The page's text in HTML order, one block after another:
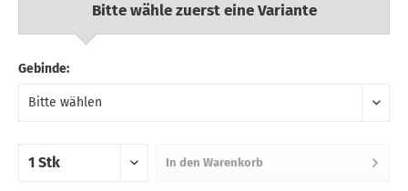
Bitte wähle zuerst eine Variante
Gebinde:
In den Warenkorb